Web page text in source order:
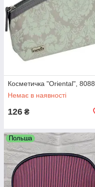
Косметичка "Oriental", 8088
Немає в наявності
126 ₴
Польша